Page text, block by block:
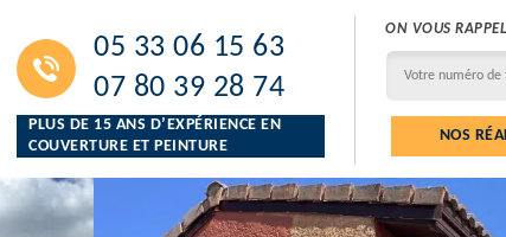
05 33 06 15 63
07 80 39 28 74
PLUS DE 15 ANS D’EXPÉRIENCE EN
COUVERTURE ET PEINTURE
ON VOUS
NOS